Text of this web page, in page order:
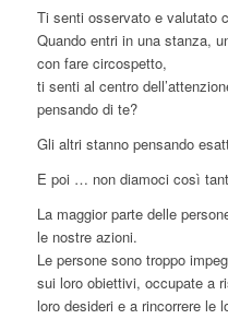
Ti senti osservato e valutato
Quando entri in una stanza,
con fare circospetto,
ti senti al centro
pensando di te?
Gli altri stanno pensando
E poi … non diamoci così
La maggior parte delle
le nostre azioni.
Le persone sono troppo
sui loro obiettivi, occupate a
loro desideri e a rincorrere le